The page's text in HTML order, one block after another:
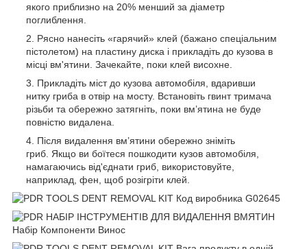
якого приблизно на 20% менший за діаметр
поглиблення.
Рясно нанесіть «гарячий» клей (бажано спеціальним
пістолетом) на пластину диска і прикладіть до кузова в
місці вм'ятини. Зачекайте, поки клей висохне.
Прикладіть міст до кузова автомобіля, вдаривши
нитку гриба в отвір на мосту. Встановіть гвинт тримача
різьби та обережно затягніть, поки вм’ятина не буде
повністю видалена.
Після видалення вм’ятини обережно зніміть
гриб. Якщо ви боїтеся пошкодити кузов автомобіля,
намагаючись від'єднати гриб, використовуйте,
наприклад, фен, щоб розігріти клей.